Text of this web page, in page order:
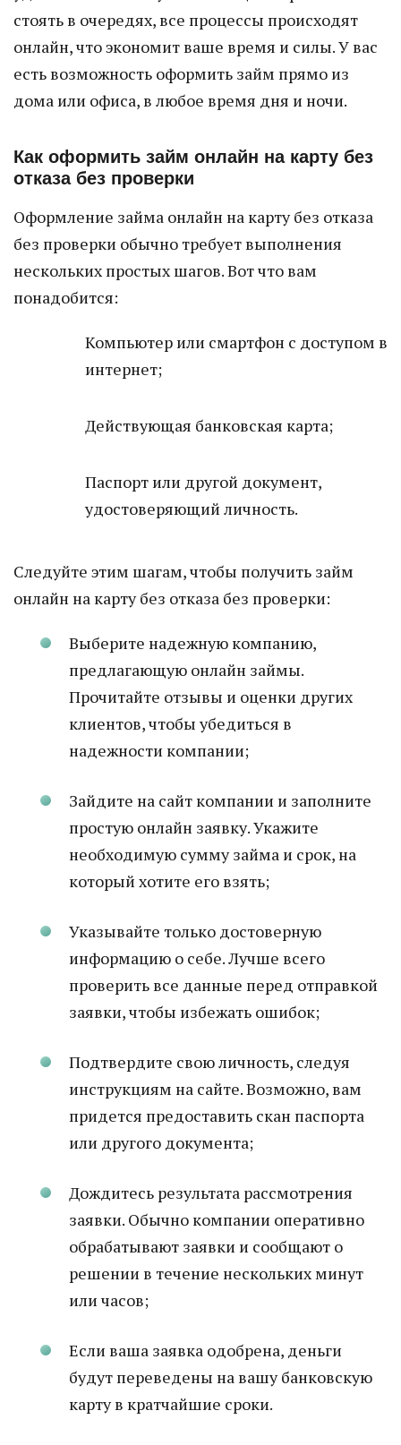
стоять в очередях, все процессы происходят
онлайн, что экономит ваше время и силы. У вас
есть возможность оформить займ прямо из
дома или офиса, в любое время дня и ночи.
Как оформить займ онлайн на карту без
отказа без проверки
Оформление займа онлайн на карту без отказа
без проверки обычно требует выполнения
нескольких простых шагов. Вот что вам
понадобится:
Компьютер или смартфон с доступом в
интернет;
Действующая банковская карта;
Паспорт или другой документ,
удостоверяющий личность.
Следуйте этим шагам, чтобы получить займ
онлайн на карту без отказа без проверки:
Выберите надежную компанию,
предлагающую онлайн займы.
Прочитайте отзывы и оценки других
клиентов, чтобы убедиться в
надежности компании;
Зайдите на сайт компании и заполните
простую онлайн заявку. Укажите
необходимую сумму займа и срок, на
который хотите его взять;
Указывайте только достоверную
информацию о себе. Лучше всего
проверить все данные перед отправкой
заявки, чтобы избежать ошибок;
Подтвердите свою личность, следуя
инструкциям на сайте. Возможно, вам
придется предоставить скан паспорта
или другого документа;
Дождитесь результата рассмотрения
заявки. Обычно компании оперативно
обрабатывают заявки и сообщают о
решении в течение нескольких минут
или часов;
Если ваша заявка одобрена, деньги
будут переведены на вашу банковскую
карту в кратчайшие сроки.